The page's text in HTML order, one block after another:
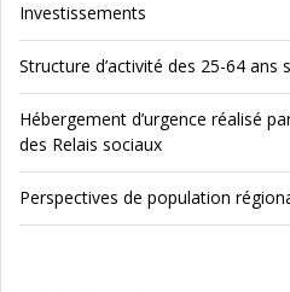
Investissements
Structure d’activité des 25-64 ans
Hébergement d’urgence réalisé
des Relais sociaux
Perspectives de population